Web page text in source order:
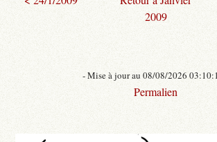
2009
- Mise à jour au 08/08/2026
Permalien